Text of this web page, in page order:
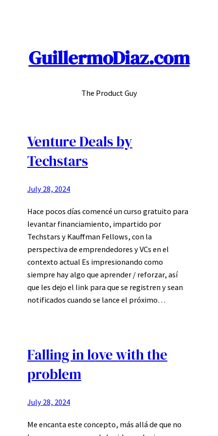
GuillermoDiaz.com
The Product Guy
Venture Deals by
Techstars
July 28, 2024
Hace pocos días comencé un curso gratuito para
levantar financiamiento, impartido por
Techstars y Kauffman Fellows, con la
perspectiva de emprendedores y VCs en el
contexto actual Es impresionando como
siempre hay algo que aprender / reforzar, así
que les dejo el link para que se registren y sean
notificados cuando se lance el próximo…
Falling in love with the
problem
July 28, 2024
Me encanta este concepto, más allá de que no